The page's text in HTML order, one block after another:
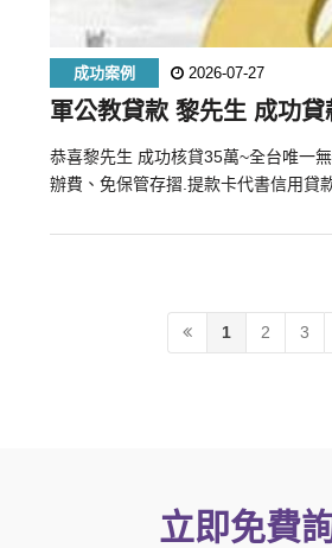
成功案例 2026-07-27
軍公教貸款 黎先生 成功貸
恭喜黎先生 成功核貸35萬~全台唯一
辦費、免保管存摺.提款卡代書信用貸
1 2 3
立即免費